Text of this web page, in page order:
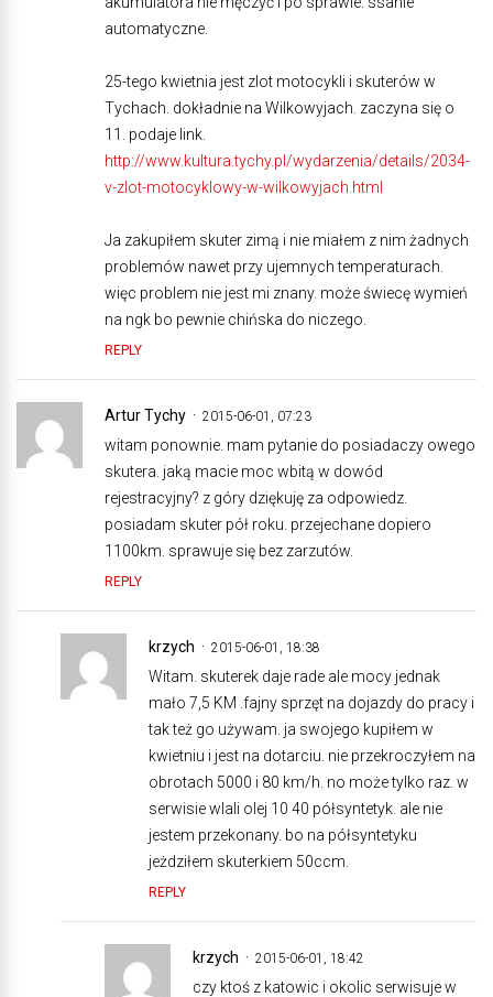
automatyczne.
25-tego kwietnia jest zlot motocykli i skuterów w
Tychach. dokładnie na Wilkowyjach. zaczyna się o
11. podaje link.
http://www.kultura.tychy.pl/wydarzenia/details/2034-
v-zlot-motocyklowy-w-wilkowyjach.html
Ja zakupiłem skuter zimą i nie miałem z nim żadnych
problemów nawet przy ujemnych temperaturach.
więc problem nie jest mi znany. może świecę wymień
na ngk bo pewnie chińska do niczego.
REPLY
Artur Tychy 2015-06-01, 07:23
witam ponownie. mam pytanie do posiadaczy owego
skutera. jaką macie moc wbitą w dowód
rejestracyjny? z góry dziękuję za odpowiedz.
posiadam skuter pół roku. przejechane dopiero
1100km. sprawuje się bez zarzutów.
REPLY
krzych 2015-06-01, 18:38
Witam. skuterek daje rade ale mocy jednak
mało 7,5 KM .fajny sprzęt na dojazdy do pracy i
tak też go używam. ja swojego kupiłem w
kwietniu i jest na dotarciu. nie przekroczyłem na
obrotach 5000 i 80 km/h. no może tylko raz. w
serwisie wlali olej 10 40 półsyntetyk. ale nie
jestem przekonany. bo na półsyntetyku
jeżdziłem skuterkiem 50ccm.
REPLY
krzych 2015-06-01, 18:42
czy ktoś z katowic i okolic serwisuje w